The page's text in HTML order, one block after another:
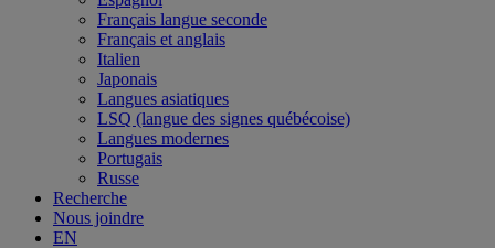
Français langue seconde
Français et anglais
Italien
Japonais
Langues asiatiques
LSQ (langue des signes québécoise)
Langues modernes
Portugais
Russe
Recherche
Nous joindre
EN